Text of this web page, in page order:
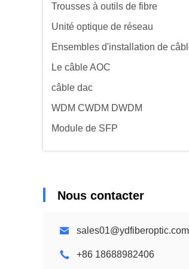
Trousses à outils de fibre
Unité optique de réseau
Ensembles d'installation de
Le câble AOC
câble dac
WDM CWDM DWDM
Module de SFP
Nous contacter
sales01@ydfiberoptic.com
+86 18688982406